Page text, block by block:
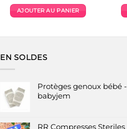
initial
était :
actuel
est :
AJOUTER AU PANIER
EN SOLDES
Protèges genoux bébé -
babyjem
RR Compresses Steriles